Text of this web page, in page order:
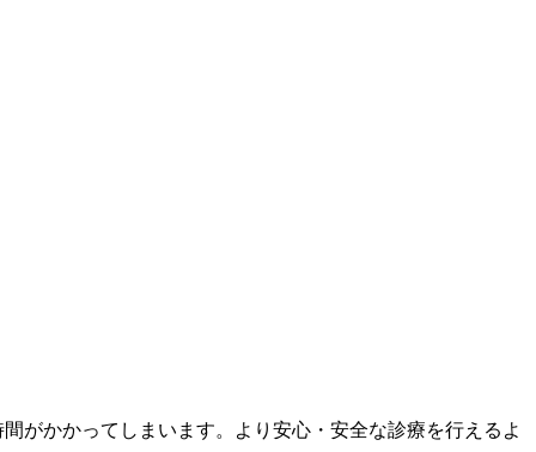
がかかってしまいます。より安心・安全な診療を行えるよ